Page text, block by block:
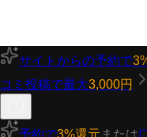
サイトからの予約で
コミ投稿で最大3,000円
予約で3%還元 または